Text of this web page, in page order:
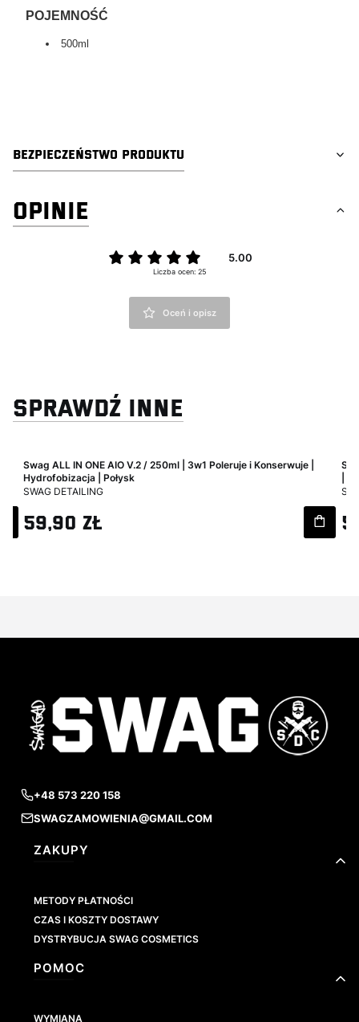
POJEMNOŚĆ
500ml
BEZPIECZEŃSTWO PRODUKTU
OPINIE
5.00
Liczba ocen: 25
Oceń i opisz
SPRAWDŹ INNE
Swag ALL IN ONE AIO V.2 / 250ml | 3w1 Poleruje i Konserwuje |
Hydrofobizacja | Połysk
PRODUCENT
SWAG DETAILING
Cena
59,90 zł
+48 573 220 158
SWAGZAMOWIENIA@GMAIL.COM
Linki w stopce
ZAKUPY
METODY PŁATNOŚCI
CZAS I KOSZTY DOSTAWY
DYSTRYBUCJA SWAG COSMETICS
POMOC
WYMIANA